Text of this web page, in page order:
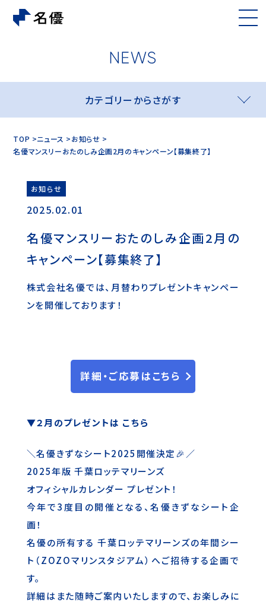
カテゴリーからさがす
TOP ニュース
お知らせ
名優マンスリーおたのしみ企画2月のキャンペーン【募集終了】
お知らせ
2025.02.01
名優マンスリーおたのしみ企画2月の
キャンペーン【募集終了】
株式会社名優では、月替わりプレゼントキャンペー
ンを開催しております！
詳細・ご応募はこちら
▼２月のプレゼントは こちら
＼名優きずなシート2025開催決定🎉／
2025年版 千葉ロッテマリーンズ
オフィシャルカレンダー プレゼント！
今年で3度目の開催となる、名優きずなシート企
画！
名優の所有する 千葉ロッテマリーンズの年間シー
ト（ZOZOマリンスタジアム）へご招待する企画で
す。
詳細はまた随時ご案内いたしますので、お楽しみに